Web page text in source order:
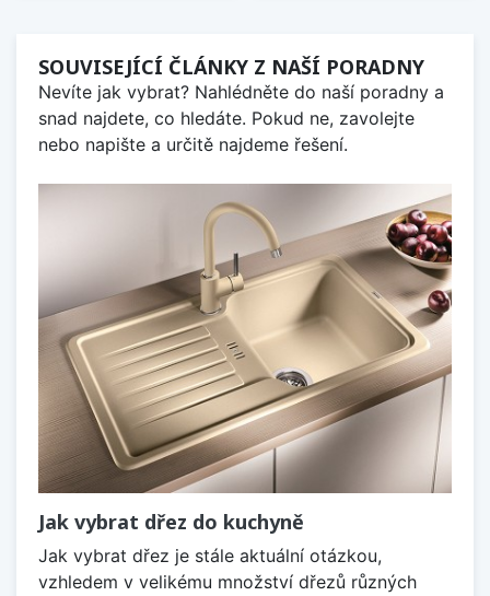
SOUVISEJÍCÍ ČLÁNKY Z NAŠÍ PORADNY
Nevíte jak vybrat? Nahlédněte do naší poradny a
snad najdete, co hledáte. Pokud ne, zavolejte
nebo napište a určitě najdeme řešení.
Jak vybrat dřez do kuchyně
Jak vybrat dřez je stále aktuální otázkou,
vzhledem v velikému množství dřezů různých